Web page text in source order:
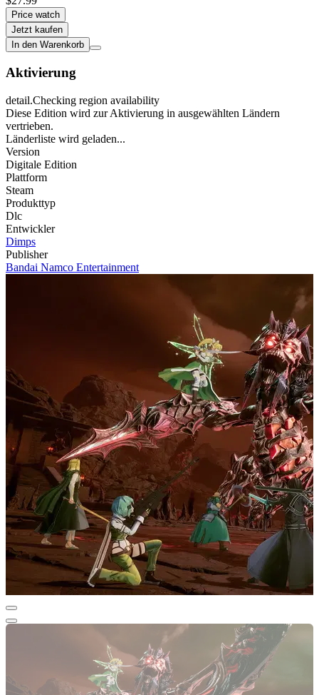
Price watch
Jetzt kaufen
In den Warenkorb
Aktivierung
detail.Checking region availability
Diese Edition wird zur Aktivierung in ausgewählten Ländern
vertrieben.
Länderliste wird geladen...
Version
Digitale Edition
Plattform
Steam
Produkttyp
Dlc
Entwickler
Dimps
Publisher
Bandai Namco Entertainment